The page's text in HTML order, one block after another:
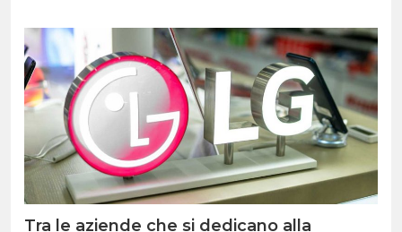
Tra le aziende che si dedicano alla